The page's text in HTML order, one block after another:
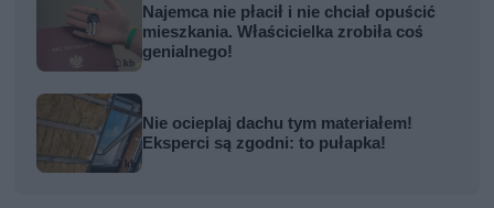
Najemca nie płacił i nie chciał opuścić
mieszkania. Właścicielka zrobiła coś
genialnego!
Nie ocieplaj dachu tym materiałem!
Eksperci są zgodni: to pułapka!